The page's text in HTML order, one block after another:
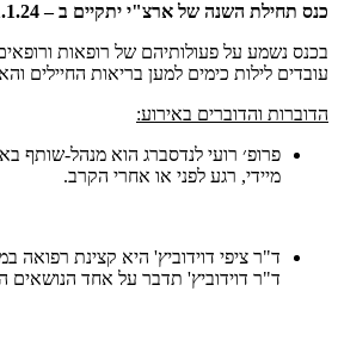
כנס תחילת השנה של ארצ"י יתקיים ב – 11.1.24 יום ה' בשעה 20:30 באמצעות הזום.
בכנס נשמע על פעולותיהם של רופאות ורופאים
עובדים לילות כימים למען בריאות החיילים
הדוברות והדוברים באירוע:
פרופ׳ רועי לנדסברג הוא מנהל-שותף
מיידי, רגע לפני או אחרי הקרב.
ד"ר ציפי דוידוביץ' היא קצינת רפואה במילואים
ד"ר דוידוביץ' תדבר על אחד הנושאים